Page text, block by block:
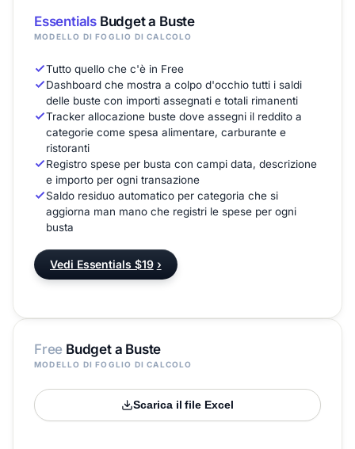
Free Budget a Buste
MODELLO DI FOGLIO DI CALCOLO
Scarica il file Excel
EssentialsBudget a Buste
MODELLO DI FOGLIO DI CALCOLO
Tutto quello che c'è in Free
Dashboard che mostra a colpo d'occhio tutti i saldi
delle buste con importi assegnati e totali rimanenti
Tracker allocazione buste dove assegni il reddito a
categorie come spesa alimentare, carburante e
ristoranti
Registro spese per busta con campi data, descrizione
e importo per ogni transazione
Saldo residuo automatico per categoria che si
aggiorna man mano che registri le spese per ogni
busta
Vedi Essentials $19 ›